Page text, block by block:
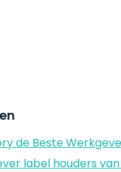
de Beste
label houders